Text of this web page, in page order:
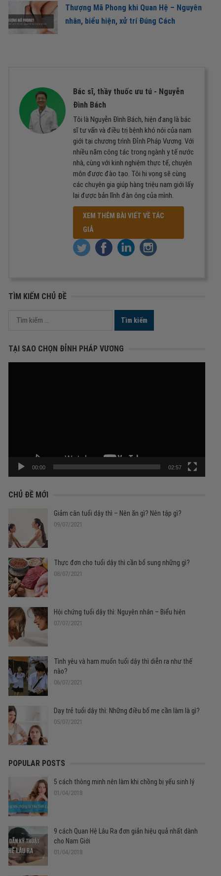
Thượng Mã Phong khi Quan Hệ – Nguyên
nhân, biểu hiện, xử trí Đúng Cách
Bác sĩ, thầy thuốc ưu tú - Nguyễn
Đình Bách
Tôi là Nguyễn Đình Bách, hiện đang là bác
sĩ tư vấn và điều trị bệnh khó nói của nam
giới tại chương trình Đỉnh Pháp Vương. Với
nhiều năm công tác trong ngành y tế nước
nhà, cùng với kinh nghiệm thực tế, chuyên
môn được đào tạo. Tôi hi vọng sẽ cùng
các chuyên gia giúp hàng triệu nam giới lấy
lại được bản lĩnh đàn ông của mình.
XEM THÊM BÀI VIẾT VỀ TÁC
GIẢ
TÌM KIẾM CHỦ ĐỀ
Tìm
TẠI SAO CHỌN ĐỈNH PHÁP VƯƠNG
00:00 02:57
CHỦ ĐỀ MỚI
Giảm cân tuổi dậy thì – Nên ăn gì? Nên tập gì?
09/07/2021
Thực đơn cho tuổi dậy thì cần bổ sung những gì?
08/07/2021
Hội chứng tuổi dậy thì: Nguyên nhân – Biểu hiện
07/07/2021
Tình yêu và ham muốn tuổi dậy thì diễn ra như thế
nào?
06/07/2021
Dạy trẻ tuổi dậy thì: Những điều bố mẹ cần làm là gì?
05/07/2021
POPULAR POSTS
5 cách thông minh nên làm khi chồng bị yếu sinh lý
01/04/2018
9 cách Quan Hệ Lâu Ra đơn giản hiệu quả nhất dành
cho Nam Giới
01/04/2018